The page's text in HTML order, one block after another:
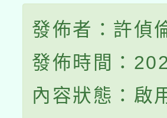
發佈者：許偵
發佈時間：
內容狀態：啟